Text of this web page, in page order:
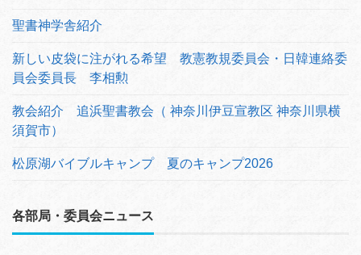
聖書神学舎紹介
新しい皮袋に注がれる希望 教憲教規委員会・日韓連絡委
員会委員長 李相勲
教会紹介 追浜聖書教会（ 神奈川伊豆宣教区 神奈川県横
須賀市）
松原湖バイブルキャンプ 夏のキャンプ2026
各部局・委員会ニュース